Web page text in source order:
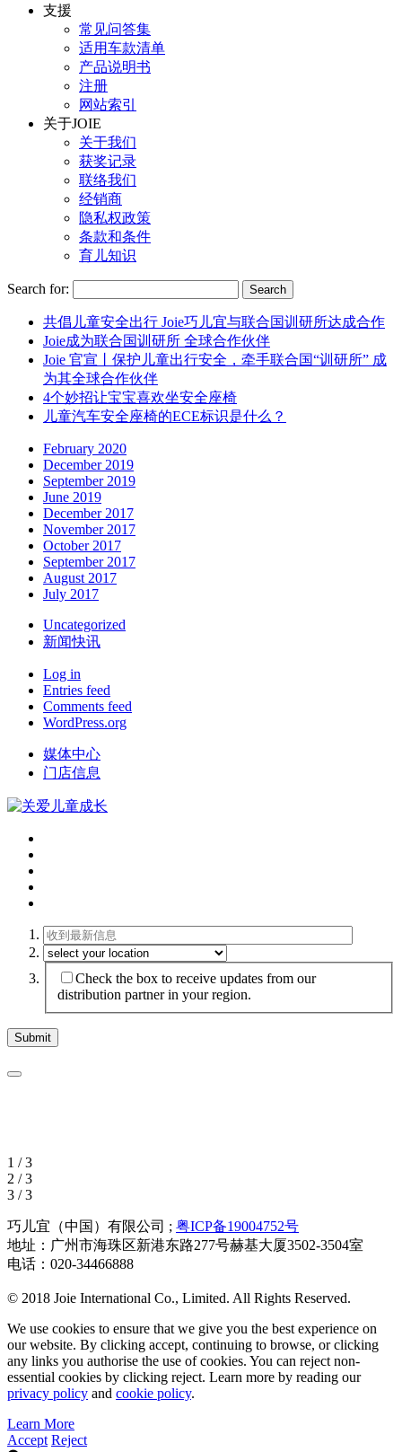
支援
常见问答集
适用车款清单
产品说明书
注册
网站索引
关于JOIE
关于我们
获奖记录
联络我们
经销商
隐私权政策
条款和条件
育儿知识
Search for:
共倡儿童安全出行 Joie巧儿宜与联合国训研所达成合作
Joie成为联合国训研所 全球合作伙伴
Joie 官宣丨保护儿童出行安全，牵手联合国“训研所” 成
为其全球合作伙伴
4个妙招让宝宝喜欢坐安全座椅
儿童汽车安全座椅的ECE标识是什么？
February 2020
December 2019
September 2019
June 2019
December 2017
November 2017
October 2017
September 2017
August 2017
July 2017
Uncategorized
新闻快讯
Log in
Entries feed
Comments feed
WordPress.org
媒体中心
门店信息
Check the box to receive updates from our
distribution partner in your region.
1 / 3
2 / 3
3 / 3
巧儿宜（中国）有限公司 ; 粤ICP备19004752号
地址：广州市海珠区新港东路277号赫基大厦3502-3504室
电话：020-34466888
© 2018 Joie International Co., Limited. All Rights Reserved.
We use cookies to ensure that we give you the best experience on
our website. By clicking accept, continuing to browse, or clicking
any links you authorise the use of cookies. You can reject non-
essential cookies by clicking reject. Learn more by reading our
privacy policy and cookie policy.
Learn More
Accept Reject